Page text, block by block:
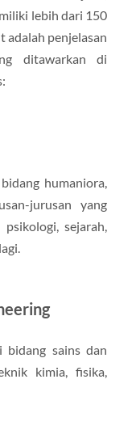
lebih dari 150
adalah penjelasan
ditawarkan di
humaniora,
jurusan yang
sejarah,
bidang sains dan
kimia, fisika,